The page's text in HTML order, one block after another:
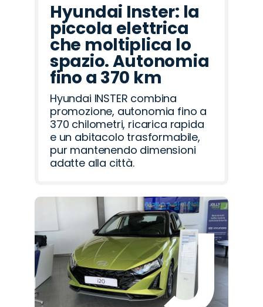
Hyundai Inster: la
piccola elettrica
che moltiplica lo
spazio. Autonomia
fino a 370 km
Hyundai INSTER combina
promozione, autonomia fino a
370 chilometri, ricarica rapida
e un abitacolo trasformabile,
pur mantenendo dimensioni
adatte alla città.